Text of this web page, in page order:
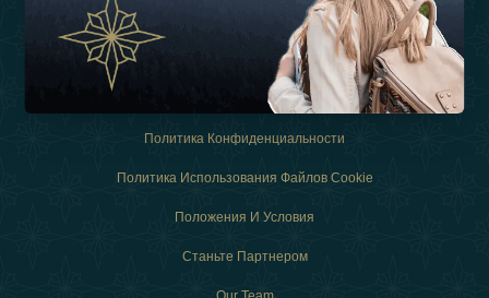
Связаться
Политика Конфиденциальности
Политика Использования Файлов Cookie
Положения И Условия
Станьте Партнером